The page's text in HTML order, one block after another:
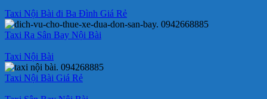
Taxi Nội Bài đi Ba Đình Giá Rẻ
Taxi Ra Sân Bay Nội Bài
Taxi Nội Bài
Taxi Nội Bài Giá Rẻ